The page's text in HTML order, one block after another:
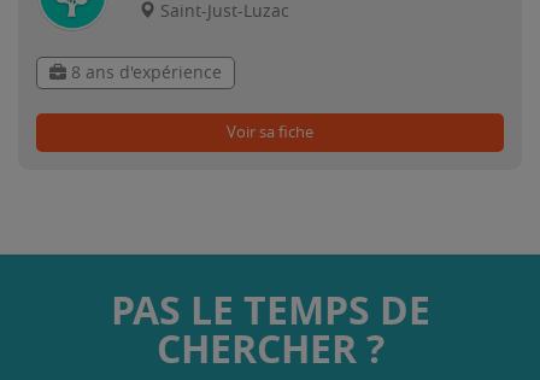
Saint-Just-Luzac
8 ans d'expérience
Voir sa fiche
PAS LE TEMPS DE
CHERCHER ?